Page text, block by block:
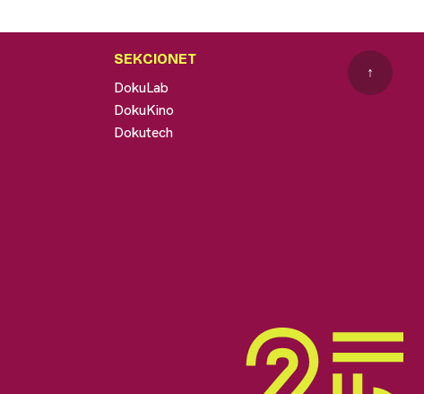
SEKCIONET
DokuLab
DokuKino
Dokutech
↑